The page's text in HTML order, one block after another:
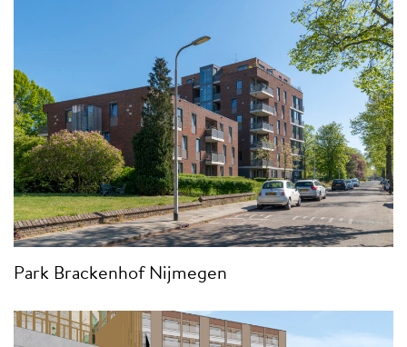
Park Brackenhof Nijmegen